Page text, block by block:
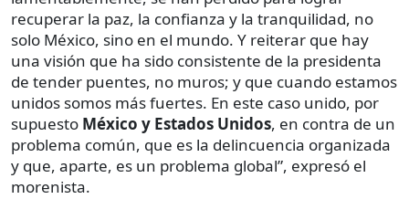
recuperar la paz, la confianza y la tranquilidad, no
solo México, sino en el mundo. Y reiterar que hay
una visión que ha sido consistente de la presidenta
de tender puentes, no muros; y que cuando estamos
unidos somos más fuertes. En este caso unido, por
supuesto México y Estados Unidos, en contra de un
problema común, que es la delincuencia organizada
y que, aparte, es un problema global”, expresó el
morenista.